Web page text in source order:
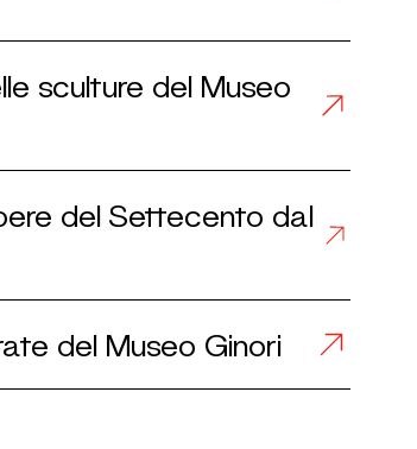
sculture del Museo
del Settecento dal
del Museo Ginori